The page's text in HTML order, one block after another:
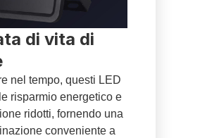
di vita di
nel tempo, questi LED
risparmio energetico e
ridotti, fornendo una
conveniente a